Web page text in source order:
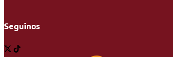
Seguinos